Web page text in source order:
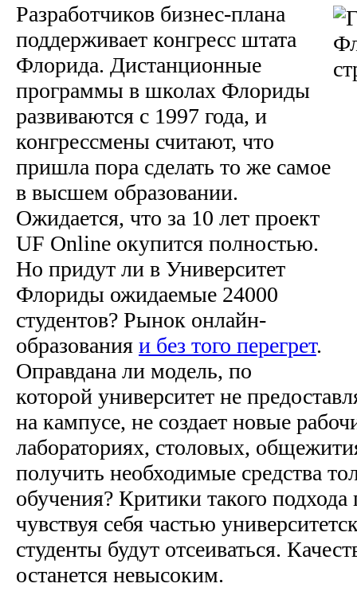
Разработчиков бизнес-плана
поддерживает конгресс штата
Флорида. Дистанционные
программы в школах Флориды
развиваются с 1997 года, и
конгрессмены считают, что
пришла пора сделать то же самое
в высшем образовании.
Ожидается, что за 10 лет проект
UF Online окупится полностью.
Но придут ли в Университет
Флориды ожидаемые 24000
студентов? Рынок онлайн-
образования и без того перегрет.
Оправдана ли модель, по
которой университет не
на кампусе, не создает новые
лабораториях, столовых,
получить необходимые средства
обучения? Критики такого подхода
чувствуя себя частью
студенты будут отсеиваться.
останется невысоким.